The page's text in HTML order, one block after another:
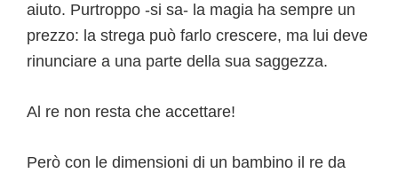
aiuto. Purtroppo -si sa- la magia ha sempre un
prezzo: la strega può farlo crescere, ma lui deve
rinunciare a una parte della sua saggezza.
Al re non resta che accettare!
Però con le dimensioni di un bambino il re da